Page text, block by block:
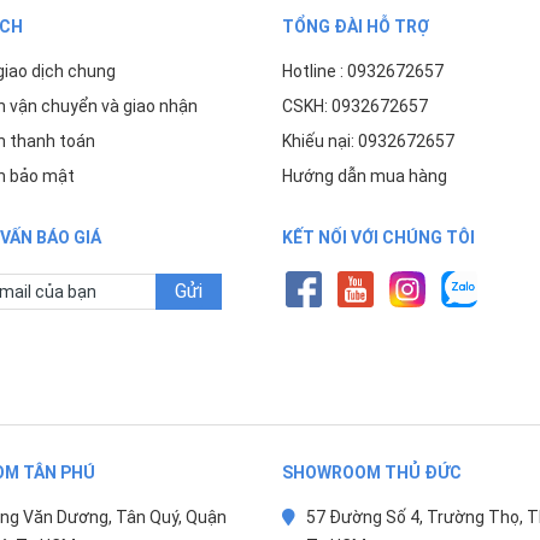
dịch chung
vận chuyển và giao nhận
thanh toán
bảo mật
BÁO GIÁ
Gửi
TỔNG ĐÀI HỖ TRỢ
Hotline : 0932672657
CSKH: 0932672657
Khiếu nại: 0932672657
Hướng dẫn mua hàng
KẾT NỐI VỚI CHÚNG TÔI
TÂN PHÚ
Văn Dương, Tân Quý, Quận
SHOWROOM THỦ ĐỨC
57 Đường Số 4, Trường Thọ,